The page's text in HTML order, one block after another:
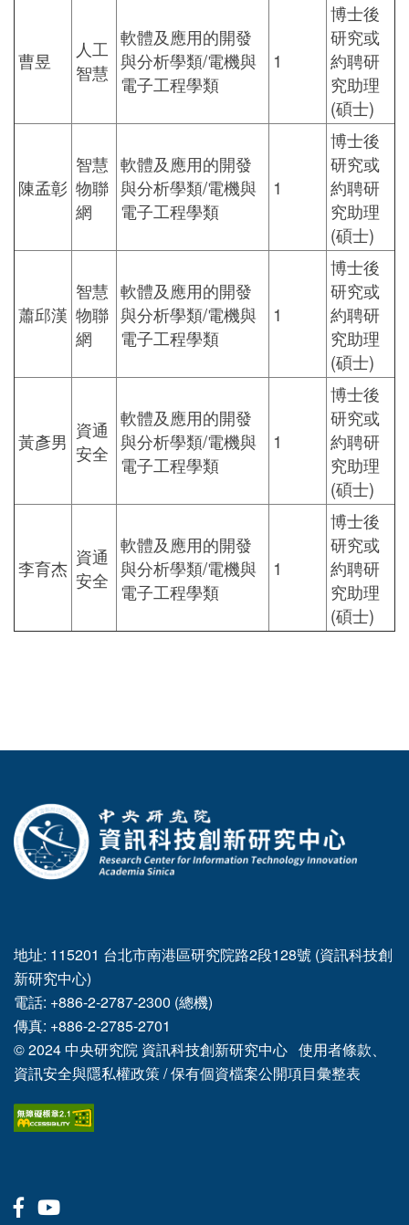
曹昱
人工
智慧
軟體及應用的開發
與分析學類/電機與
電子工程學類
1
博士後
研究或
約聘研
究助理
(碩士)
陳孟彰
智慧
物聯
網
軟體及應用的開發
與分析學類/電機與
電子工程學類
1
博士後
研究或
約聘研
究助理
(碩士)
蕭邱漢
智慧
物聯
網
軟體及應用的開發
與分析學類/電機與
電子工程學類
1
博士後
研究或
約聘研
究助理
(碩士)
黃彥男 資通
安全
軟體及應用的開發
與分析學類/電機與
電子工程學類
1
博士後
研究或
約聘研
究助理
(碩士)
李育杰 資通
安全
軟體及應用的開發
與分析學類/電機與
電子工程學類
1
博士後
研究或
約聘研
究助理
(碩士)
地址: 115201 台北市南港區研究院路2段128號 (資訊科技創
新研究中心)
電話: +886-2-2787-2300 (總機)
傳真: +886-2-2785-2701
© 2024中央研究院 資訊科技創新研究中心 使用者條款、
資訊安全與隱私權政策/保有個資檔案公開項目彙整表
Facebook
Youtube